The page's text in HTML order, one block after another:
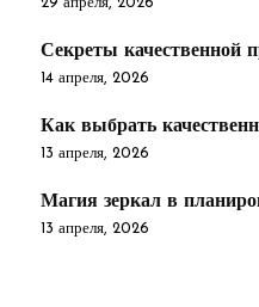
Секреты качественной
14 апреля, 2026
Как выбрать
13 апреля, 2026
Магия зеркал в
13 апреля, 2026